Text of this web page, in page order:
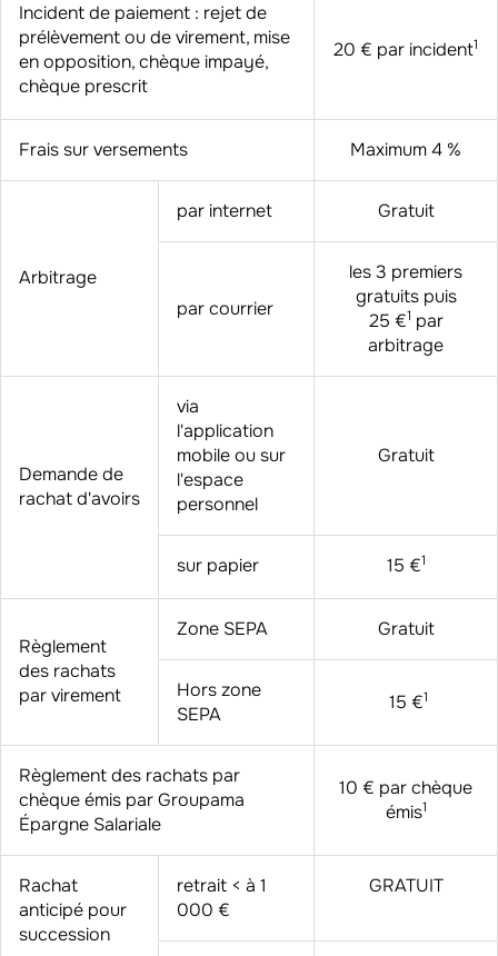
Incident de paiement : rejet de
prélèvement ou de virement, mise
en opposition, chèque impayé,
chèque prescrit
20 € par incident1
Frais sur versements Maximum 4 %
Arbitrage
par internet Gratuit
par courrier
les 3 premiers
gratuits puis
25 €1 par
arbitrage
Demande de
rachat d'avoirs
via
l'application
mobile ou sur
l'espace
personnel
Gratuit
sur papier 15 €1
Règlement
des rachats
par virement
Zone SEPA Gratuit
Hors zone
SEPA
15 €1
Règlement des rachats par
chèque émis par Groupama
Épargne Salariale
10 € par chèque
émis1
Rachat
anticipé pour
succession
retrait < à 1
000 €
GRATUIT